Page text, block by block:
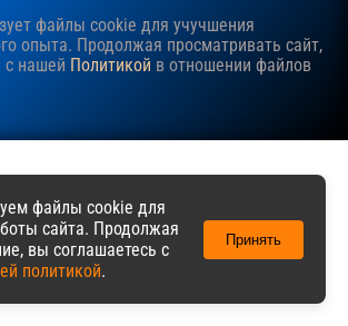
файлы cookie для учучшения
опыта. Продолжая просматривать сайт,
с нашей Политикой в отношении файлов
файлы cookie для
сайта. Продолжая
вы соглашаетесь с
политикой.
Принять